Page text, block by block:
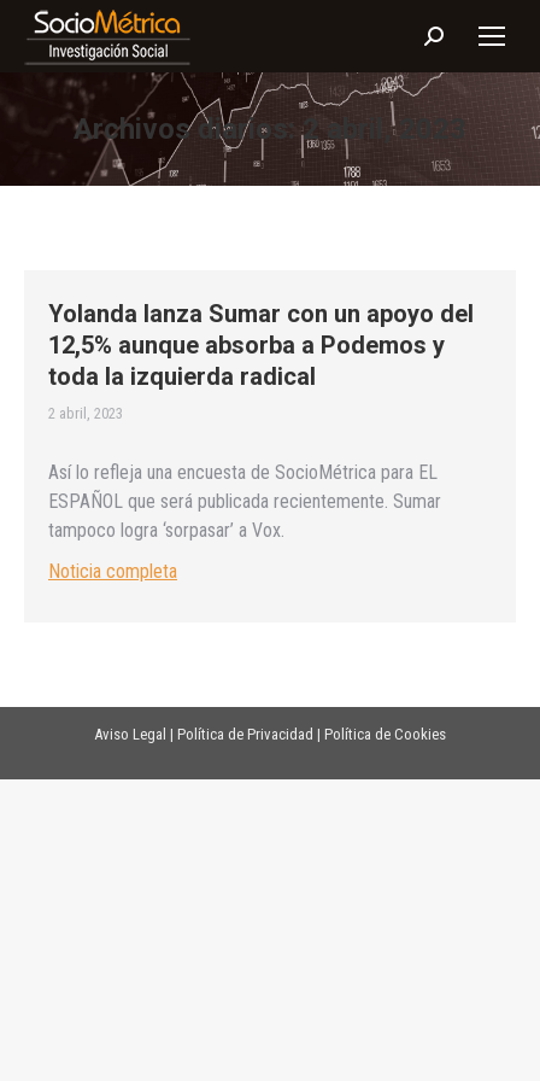
Buscar:
Archivos diarios:2 abril, 2023
Yolanda lanza Sumar con un apoyo del
12,5% aunque absorba a Podemos y
toda la izquierda radical
2 abril, 2023
Así lo refleja una encuesta de SocioMétrica para EL
ESPAÑOL que será publicada recientemente. Sumar
tampoco logra ‘sorpasar’ a Vox.
Noticia completa
Aviso Legal | Política de Privacidad | Política de Cookies